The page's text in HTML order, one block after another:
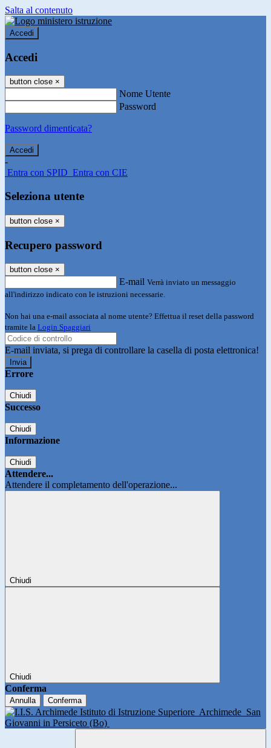
Salta al contenuto
Accedi
Accedi
button close ×
Nome Utente
Password
Password dimenticata?
-
Entra con SPID Entra con CIE
Seleziona utente
button close ×
Recupero password
button close ×
E-mail Verrà inviato un messaggio
all'indirizzo indicato con le istruzioni necessarie.
Non hai una e-mail associata al nome utente? Effettua il reset della password
tramite la Login Spaggiari
E-mail inviata, si prega di controllare la casella di posta elettronica!
Errore
Chiudi
Successo
Chiudi
Informazione
Chiudi
Attendere...
Attendere il completamento dell'operazione...
Chiudi
Chiudi
Conferma
Annulla Conferma
Istituto di Istruzione Superiore Archimede San
Giovanni in Persiceto (Bo)